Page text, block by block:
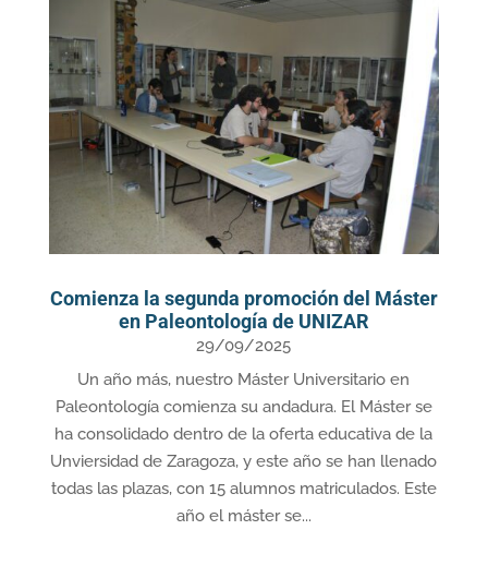
Comienza la segunda promoción del Máster
en Paleontología de UNIZAR
29/09/2025
Un año más, nuestro Máster Universitario en
Paleontología comienza su andadura. El Máster se
ha consolidado dentro de la oferta educativa de la
Unviersidad de Zaragoza, y este año se han llenado
todas las plazas, con 15 alumnos matriculados. Este
año el máster se...